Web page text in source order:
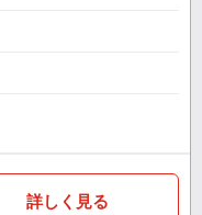
詳しく見る